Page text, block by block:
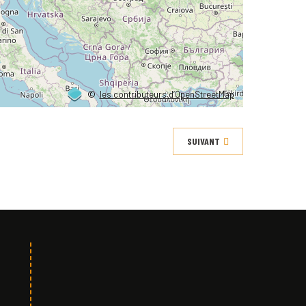
©les contributeurs d’OpenStreetMap
SUIVANT